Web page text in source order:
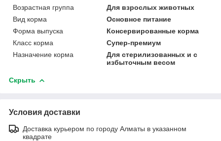
Возрастная группа
Для взрослых животных
Вид корма
Основное питание
Форма выпуска
Консервированные корма
Класс корма
Супер-премиум
Назначение корма
Для стерилизованных и с
избыточным весом
Скрыть
Условия доставки
Доставка курьером по городу Алматы в указанном
квадрате